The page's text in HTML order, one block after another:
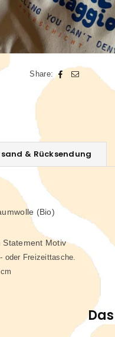
Share:
& Rücksendung
(Bio)
Statement Motiv
oder Freizeittasche.